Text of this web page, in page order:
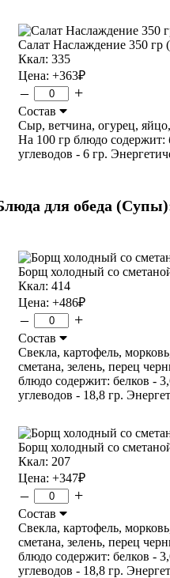
Салат Наслаждение 350 гр
Ккал: 335
Цена: +363₽
– +
Состав
Сыр, ветчина, огурец,
На 100 гр блюдо содержит:
углеводов - 6 гр.
для обеда
Борщ холодный со
Ккал: 414
Цена: +486₽
– +
Состав
Свекла, картофель,
сметана, зелень, перец
блюдо содержит: белков -
углеводов - 18,8 гр.
Борщ холодный со
Ккал: 207
Цена: +347₽
– +
Состав
Свекла, картофель,
сметана, зелень, перец
блюдо содержит: белков -
углеводов - 18,8 гр.